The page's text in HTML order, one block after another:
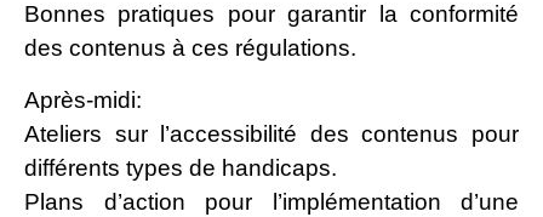
Bonnes pratiques pour garantir la conformité
des contenus à ces régulations.
Après-midi:
Ateliers sur l’accessibilité des contenus pour
différents types de handicaps.
Plans d’action pour l’implémentation d’une